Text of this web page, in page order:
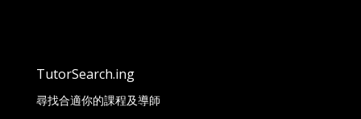
TutorSearch.ing
尋找合適你的課程及導師